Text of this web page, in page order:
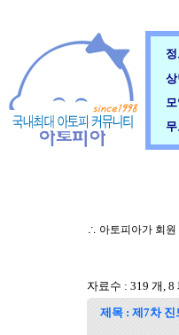
∴ 아토피아가 회원
자료수 : 319 개, 8
제목 : 제7차